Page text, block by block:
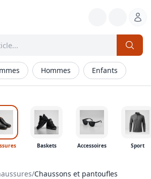
Hommes Enfants
Baskets Accessoires Sport
/Chaussons et pantoufles